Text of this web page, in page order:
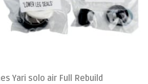
Yari solo air Full Rebuild